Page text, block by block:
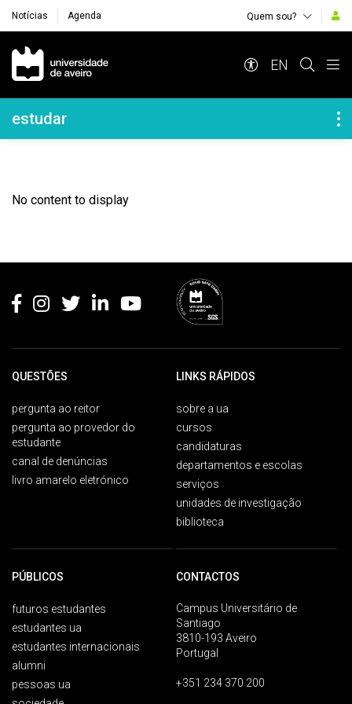
Notícias Agenda Quem sou?
Navegação Principal
EN
Navegação Lateral
estudar
No content to display
QUESTÕES
pergunta ao reitor
pergunta ao provedor do
estudante
canal de denúncias
livro amarelo eletrónico
LINKS RÁPIDOS
sobre a ua
cursos
candidaturas
departamentos e escolas
serviços
unidades de investigação
biblioteca
PÚBLICOS
futuros estudantes
estudantes ua
estudantes internacionais
alumni
pessoas ua
CONTACTOS
Campus Universitário de
Santiago
3810-193 Aveiro
Portugal
+351 234 370 200